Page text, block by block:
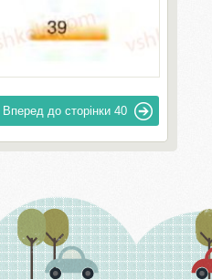
Вперед до сторінки 40